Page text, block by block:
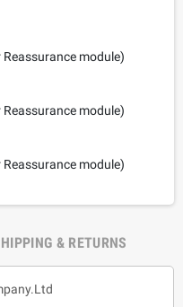
module)
module)
module)
& RETURNS